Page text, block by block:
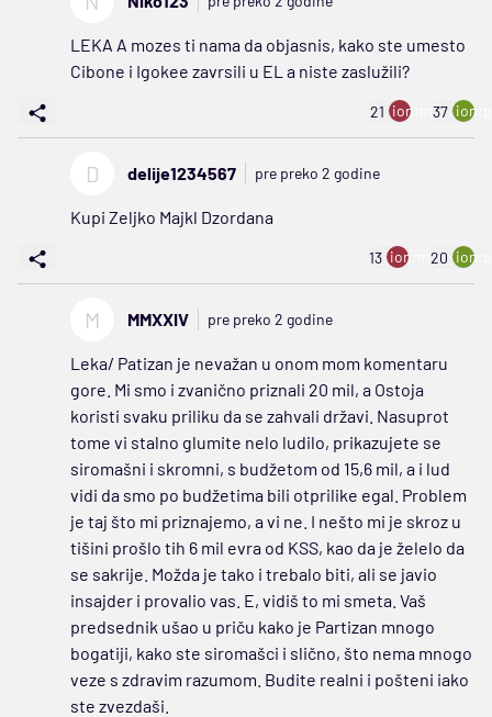
LEKA A mozes ti nama da objasnis, kako ste umesto
Cibone i Igokee zavrsili u EL a niste zaslužili?
21 ion:minus
37
D delije1234567 pre preko 2 godine
Kupi Zeljko Majkl Dzordana
13 ion:minus
20
M MMXXIV pre preko 2 godine
Leka/ Patizan je nevažan u onom mom komentaru
gore. Mi smo i zvanično priznali 20 mil, a Ostoja
koristi svaku priliku da se zahvali državi. Nasuprot
tome vi stalno glumite nelo ludilo, prikazujete se
siromašni i skromni, s budžetom od 15,6 mil, a i lud
vidi da smo po budžetima bili otprilike egal. Problem
je taj što mi priznajemo, a vi ne. I nešto mi je skroz u
tišini prošlo tih 6 mil evra od KSS, kao da je želelo da
se sakrije. Možda je tako i trebalo biti, ali se javio
insajder i provalio vas. E, vidiš to mi smeta. Vaš
predsednik ušao u priču kako je Partizan mnogo
bogatiji, kako ste siromašci i slično, što nema mnogo
veze s zdravim razumom. Budite realni i pošteni iako
ste zvezdaši.